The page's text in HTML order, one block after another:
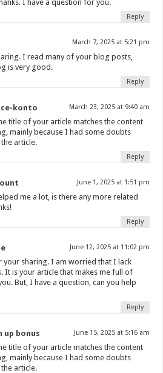
I have a question for you.
Reply
March 7, 2025 at 5:21 pm
I read many of your blog posts,
is very good.
Reply
konto March 23, 2025 at 9:40 am
title of your article matches the content
mainly because I had some doubts
article.
Reply
June 1, 2025 at 1:51 pm
me a lot, is there any more related
Reply
June 12, 2025 at 11:02 pm
your sharing. I am worried that I lack
It is your article that makes me full of
But, I have a question, can you help
Reply
up bonus June 15, 2025 at 5:16 am
title of your article matches the content
mainly because I had some doubts
article.